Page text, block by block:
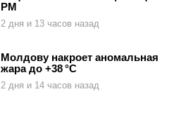
РМ
2 дня и 13 часов назад
Молдову накроет аномальная
жара до +38 °C
2 дня и 14 часов назад